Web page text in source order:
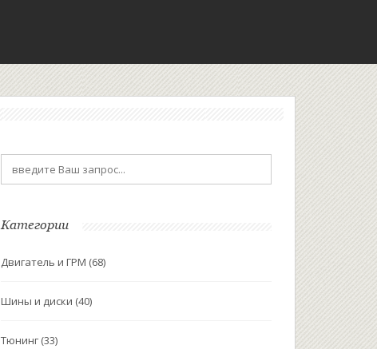
Категории
Двигатель и ГРМ (68)
Шины и диски (40)
Тюнинг (33)